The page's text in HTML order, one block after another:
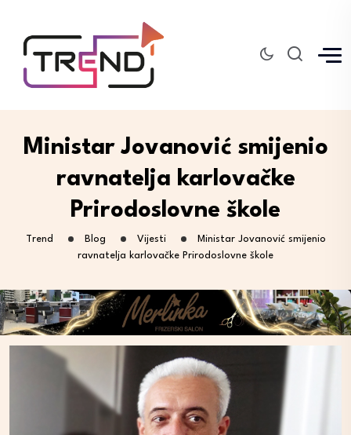
Ministar Jovanović smijenio
ravnatelja karlovačke
Prirodoslovne škole
Trend Blog Vijesti
Ministar Jovanović smijenio
ravnatelja karlovačke Prirodoslovne škole